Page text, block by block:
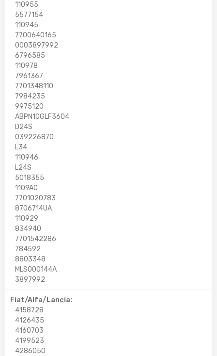
110955
5577154
110945
7700640165
0003897992
6796585
110978
7961367
7701348110
7984235
9975120
ABPN10GLF3604
D24S
039226870
L34
110946
L24S
5018355
1109A0
7701020783
8706714UA
110929
834940
7701542286
784592
8803348
MLS000144A
3897992
Fiat/Alfa/Lancia:
4158728
4126435
4160703
4199523
4286050